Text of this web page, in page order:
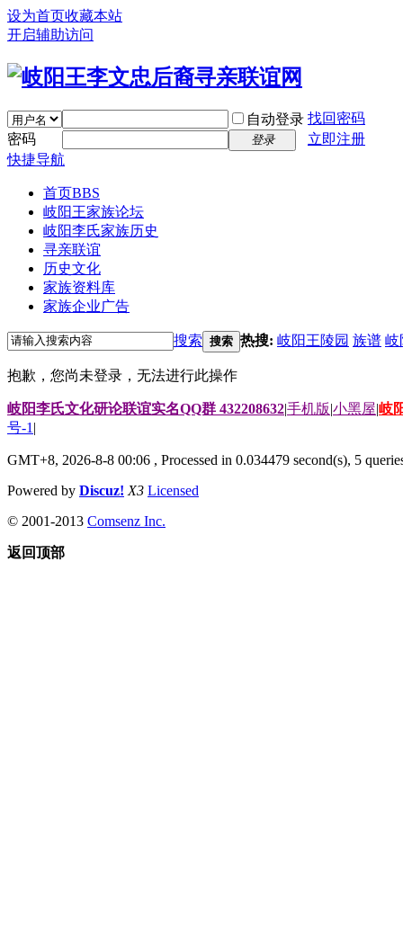
设为首页收藏本站
开启辅助访问
自动登录 找回密码
密码
登录
立即注册
快捷导航
首页BBS
岐阳王家族论坛
岐阳李氏家族历史
寻亲联谊
历史文化
家族资料库
家族企业广告
搜索 搜索 热搜: 岐阳王陵园 族谱 岐
抱歉，您尚未登录，无法进行此操作
岐阳李氏文化研论联谊实名QQ群 432208632|手机版|小黑屋|岐
号-1 |
GMT+8, 2026-8-8 00:06 , Processed in 0.034479 second(s), 5
Powered by Discuz! X3 Licensed
© 2001-2013 Comsenz Inc.
返回顶部